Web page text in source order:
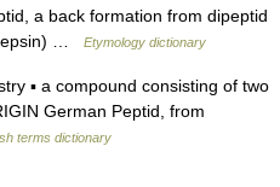
a back formation from dipeptid
…
Etymology dictionary
▪ a compound consisting of two
German Peptid, from
terms dictionary